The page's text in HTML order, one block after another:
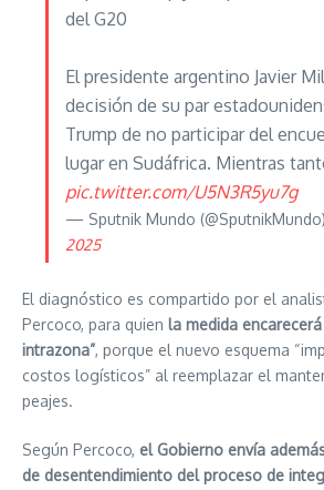
del G20
El presidente argentino Javier
decisión de su par
Trump de no participar del
lugar en Sudáfrica. Mientras
pic.twitter.com/U5N3R5yu7g
— Sputnik Mundo (@SputnikMundo)
2025
El diagnóstico es compartido por el
Percoco, para quien la medida
intrazona”, porque el nuevo esquema
costos logísticos” al reemplazar el
peajes.
Según Percoco, el Gobierno envía
de desentendimiento del proceso de